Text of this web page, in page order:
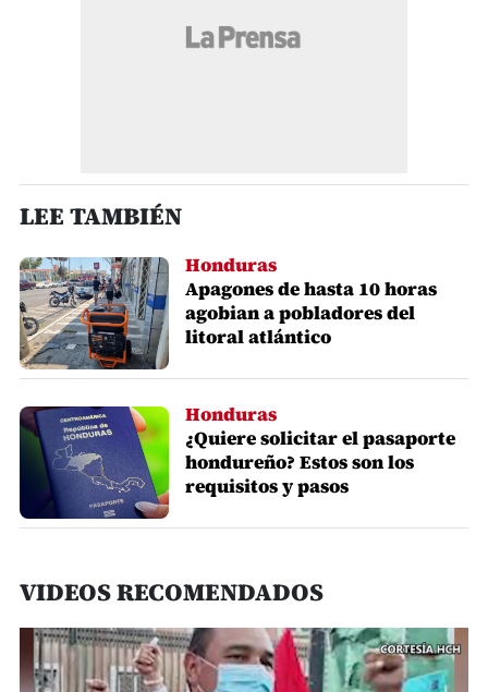
LEE TAMBIÉN
Honduras
Apagones de hasta 10 horas
agobian a pobladores del
litoral atlántico
Honduras
¿Quiere solicitar el pasaporte
hondureño? Estos son los
requisitos y pasos
VIDEOS RECOMENDADOS